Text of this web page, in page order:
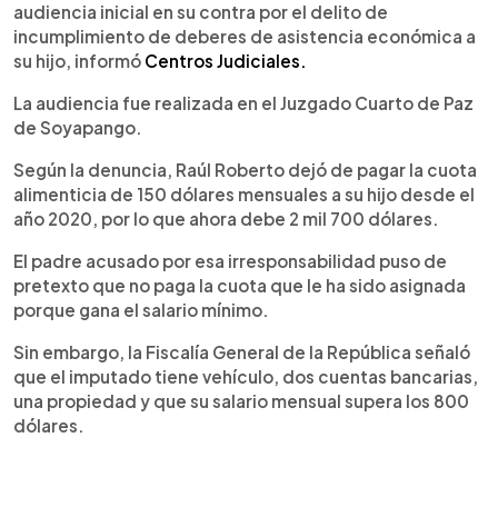
audiencia inicial en su contra por el delito de
incumplimiento de deberes de asistencia económica a
su hijo, informó Centros Judiciales.
La audiencia fue realizada en el Juzgado Cuarto de Paz
de Soyapango.
Según la denuncia, Raúl Roberto dejó de pagar la cuota
alimenticia de 150 dólares mensuales a su hijo desde el
año 2020, por lo que ahora debe 2 mil 700 dólares.
El padre acusado por esa irresponsabilidad puso de
pretexto que no paga la cuota que le ha sido asignada
porque gana el salario mínimo.
Sin embargo, la Fiscalía General de la República señaló
que el imputado tiene vehículo, dos cuentas bancarias,
una propiedad y que su salario mensual supera los 800
dólares.